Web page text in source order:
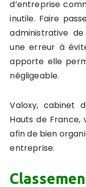
d’entreprise
inutile. Faire
administrative
une erreur à
apporte elle
négligeable.
Valoxy, cabinet
Hauts de France,
afin de bien
entreprise.